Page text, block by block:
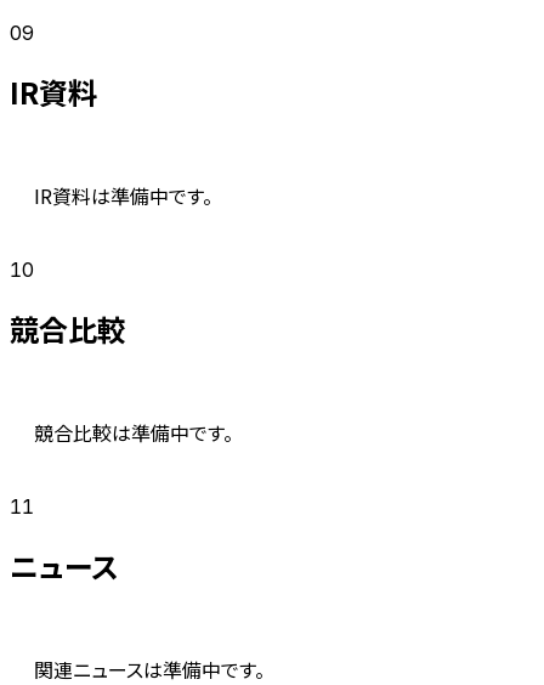
09
IR資料
IR資料は準備中です。
10
競合比較
競合比較は準備中です。
11
ニュース
関連ニュースは準備中です。